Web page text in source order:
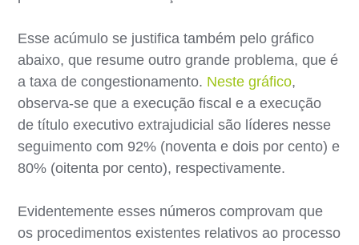
Esse acúmulo se justifica também pelo gráfico
abaixo, que resume outro grande problema, que é
a taxa de congestionamento. Neste gráfico,
observa-se que a execução fiscal e a execução
de título executivo extrajudicial são líderes nesse
seguimento com 92% (noventa e dois por cento) e
80% (oitenta por cento), respectivamente.
Evidentemente esses números comprovam que
os procedimentos existentes relativos ao processo